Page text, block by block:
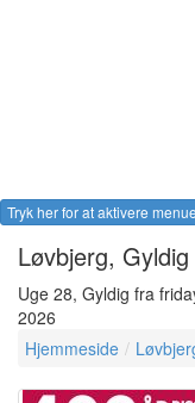
Tryk her for at aktivere
Løvbjerg,
Uge 28, Gyldig fra
2026
Hjemmeside